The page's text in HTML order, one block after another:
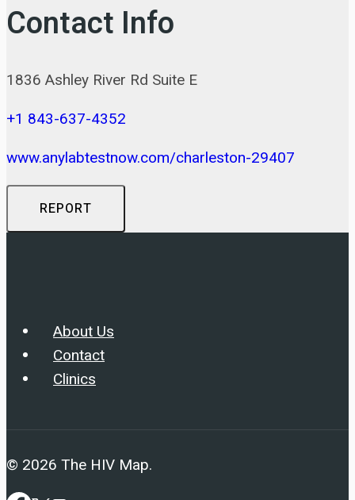
Contact Info
1836 Ashley River Rd Suite E
+1 843-637-4352
www.anylabtestnow.com/charleston-29407
REPORT
About Us
Contact
Clinics
© 2026 The HIV Map.